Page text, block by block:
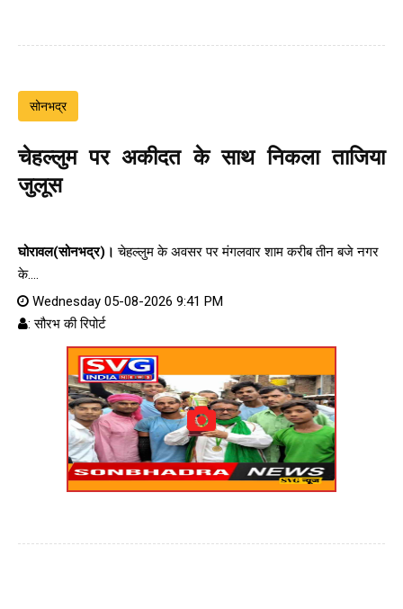
सोनभद्र
चेहल्लुम पर अकीदत के साथ निकला ताजिया
जुलूस
घोरावल(सोनभद्र)। चेहल्लुम के अवसर पर मंगलवार शाम करीब तीन बजे नगर
के....
Wednesday 05-08-2026 9:41 PM
: सौरभ की रिपोर्ट